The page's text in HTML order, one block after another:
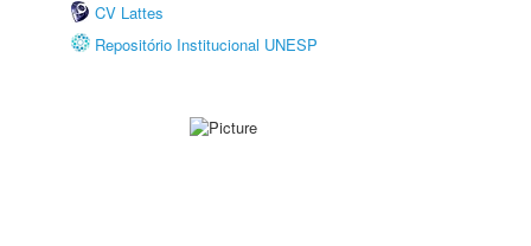
CV Lattes
Repositório Institucional UNESP